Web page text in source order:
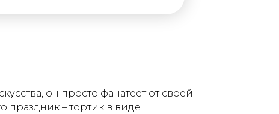
он просто фанатеет от своей
праздник – тортик в виде